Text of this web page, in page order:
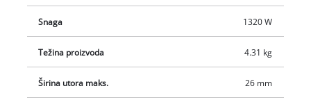
Snaga 1320 W
Težina proizvoda 4.31 kg
Širina utora maks. 26 mm